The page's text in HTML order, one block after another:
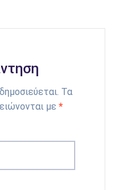
Τα
με *